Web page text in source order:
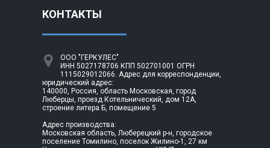
КОНТАКТЫ
ООО "ГЕРКУЛЕС"
ИНН 5027178706 КПП 502701001 ОГРН
1115029012066. Адрес для корреспонденции,
юридический адрес:
140000, Россия, область Московская, город
Люберцы, проезд Котельнический, дом 12А,
строение литера Б, помещение 5
Адрес производства:
Московская область, Люберецкий р-н, городское
поселение Томилино, поселок Жилино-1, 27 км